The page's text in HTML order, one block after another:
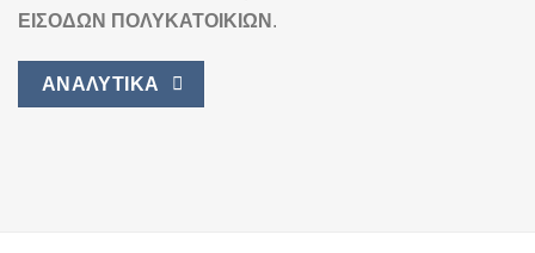
ΕΙΣΟΔΩΝ ΠΟΛΥΚΑΤΟΙΚΙΩΝ .
ΑΝΑΛΥΤΙΚΑ